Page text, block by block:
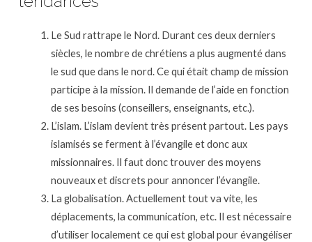
Le Sud rattrape le Nord. Durant ces deux derniers
siècles, le nombre de chrétiens a plus augmenté dans
le sud que dans le nord. Ce qui était champ de mission
participe à la mission. Il demande de l’aide en fonction
de ses besoins (conseillers, enseignants, etc.).
L’islam. L’islam devient très présent partout. Les pays
islamisés se ferment à l’évangile etdonc aux
missionnaires. Il faut donc trouver des moyens
nouveaux et discrets pourannoncer l’évangile.
La globalisation. Actuellement tout va vite, les
déplacements, la communication, etc. Il estnécessaire
d’utiliser localement ce qui est global pour évangéliser